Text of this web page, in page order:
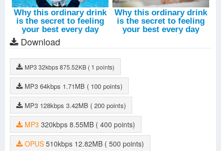
Download
MP3 32kbps875.52KB ( 1 points)
MP3 64kbps 1.71MB ( 100 points)
MP3 128kbps 3.42MB ( 200 points)
MP3 320kbps 8.55MB
( 400 points)
OPUS 510kbps 12.82MB
( 500 points)